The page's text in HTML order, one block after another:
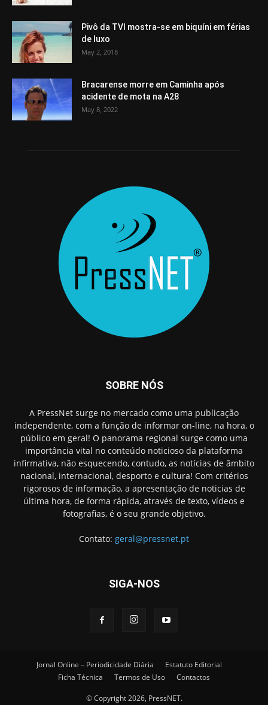
Pivô da TVI mostra-se em biquíni em férias
de luxo
May 2, 2018
Bracarense morre em Caminha após
acidente de mota na A28
May 8, 2022
SOBRE NÓS
A PressNet surge no mercado como uma publicação
independente, com a função de informar on-line, na hora, o
público em geral! O panorama regional surge como uma
importância vital no conteúdo noticioso da plataforma
infirmativa, não esquecendo, contudo, as notícias de âmbito
nacional, internacional, desporto e cultura! Com critérios
rigorosos de informação, a apresentação de noticias de
última hora, de forma rápida, através de texto, vídeos e
fotografias, é o seu grande objetivo.
Contato: geral@pressnet.pt
SIGA-NOS
Jornal Online – Periodicidade Diária
Estatuto Editorial
Ficha Técnica
Termos de Uso Contactos
© Copyright 2026, PressNET.